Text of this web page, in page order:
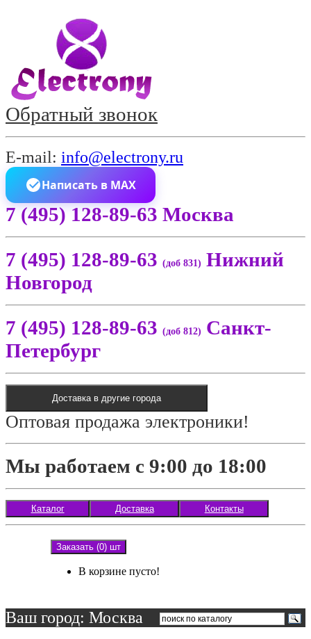
Обратный звонок
E-mail: info@electrony.ru
Написать в MAX
7 (495) 128-89-63 Москва
7 (495) 128-89-63 (доб 831) Нижний
Новгород
7 (495) 128-89-63 (доб 812) Санкт-
Петербург
Доставка в другие города
Оптовая продажа электроники!
Мы работаем с 9:00 до 18:00
Каталог Доставка Контакты
Заказать (0) шт
В корзине пусто!
Ваш город: Москва